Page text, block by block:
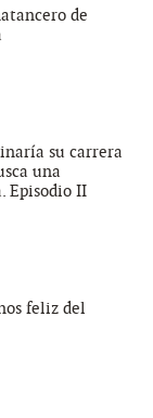
de
su carrera
una
Episodio II
feliz del